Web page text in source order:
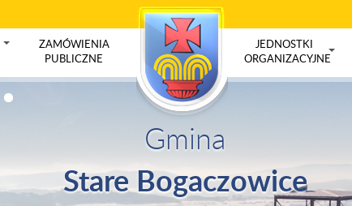
ZAMÓWIENIA
PUBLICZNE
JEDNOSTKI
ORGANIZACYJNE
Gmina
Stare Bogaczowice